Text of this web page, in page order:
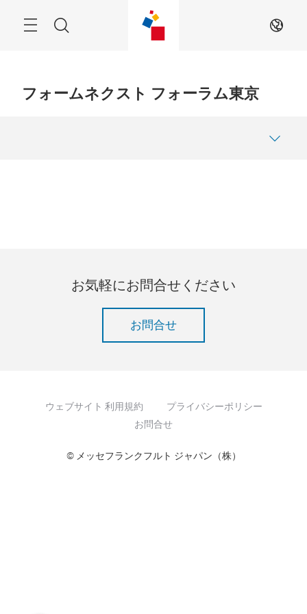
Search JA
フォームネクスト フォーラム東京
お気軽にお問合せください
お問合せ
ウェブサイト 利用規約
プライバシーポリシー
お問合せ
© メッセフランクフルト ジャパン（株）